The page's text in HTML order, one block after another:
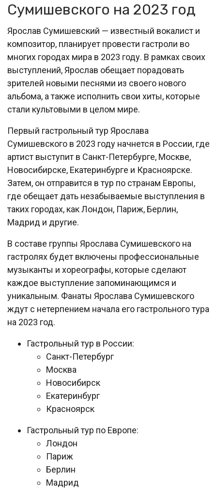
Сумишевского на 2023 год
Ярослав Сумишевский — известный вокалист и
композитор, планирует провести гастроли во
многих городах мира в 2023 году. В рамках своих
выступлений, Ярослав обещает порадовать
зрителей новыми песнями из своего нового
альбома, а также исполнить свои хиты, которые
стали культовыми в целом мире.
Первый гастрольный тур Ярослава
Сумишевского в 2023 году начнется в России, где
артист выступит в Санкт-Петербурге, Москве,
Новосибирске, Екатеринбурге и Красноярске.
Затем, он отправится в тур по странам Европы,
где обещает дать незабываемые выступления в
таких городах, как Лондон, Париж, Берлин,
Мадрид и другие.
В составе группы Ярослава Сумишевского на
гастролях будет включены профессиональные
музыканты и хореографы, которые сделают
каждое выступление запоминающимся и
уникальным. Фанаты Ярослава Сумишевского
ждут с нетерпением начала его гастрольного тура
на 2023 год.
Гастрольный тур в России:
Санкт-Петербург
Москва
Новосибирск
Екатеринбург
Красноярск
Гастрольный тур по Европе:
Лондон
Париж
Берлин
Мадрид